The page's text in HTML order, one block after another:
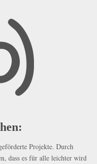
Projekte. Durch
dass es für alle leichter wird